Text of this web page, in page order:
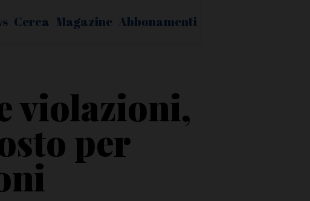
Cerca Magazine Abbonamenti
violazioni,
per